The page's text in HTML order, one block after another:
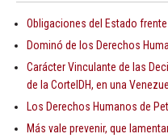
Obligaciones del Estado
Dominó de los Derechos
Carácter Vinculante de las
de la CorteIDH, en una
Los Derechos Humanos de
Más vale prevenir, que